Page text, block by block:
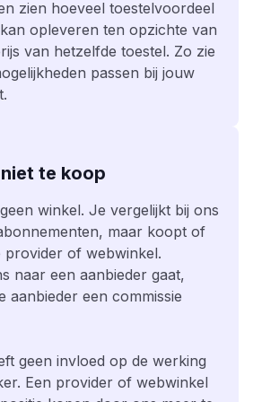
zien hoeveel toestelvoordeel
opleveren ten opzichte van
van hetzelfde toestel. Zo zie
passen bij jouw
te koop
winkel. Je vergelijkt bij ons
maar koopt of
provider of webwinkel.
naar een aanbieder gaat,
aanbieder een commissie
geen invloed op de werking
Een provider of webwinkel